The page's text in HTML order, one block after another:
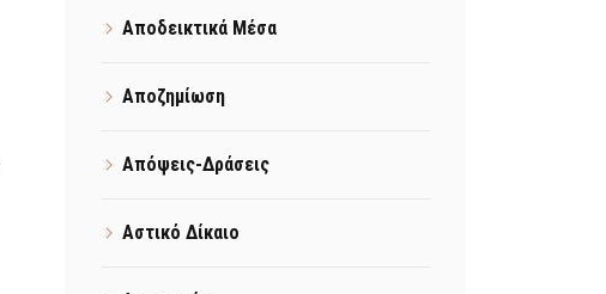
Αποδεικτικά Μέσα
Αποζημίωση
Απόψεις-Δράσεις
Αστικό Δίκαιο